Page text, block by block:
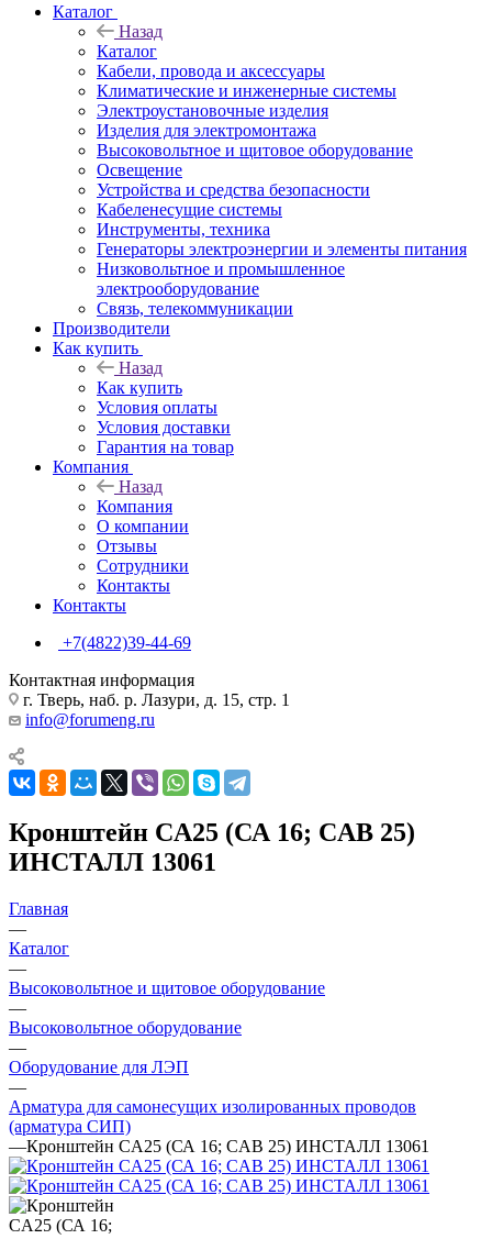
Каталог
Назад
Каталог
Кабели, провода и аксессуары
Климатические и инженерные системы
Электроустановочные изделия
Изделия для электромонтажа
Высоковольтное и щитовое оборудование
Освещение
Устройства и средства безопасности
Кабеленесущие системы
Инструменты, техника
Генераторы электроэнергии и элементы питания
Низковольтное и промышленное
электрооборудование
Связь, телекоммуникации
Производители
Как купить
Назад
Как купить
Условия оплаты
Условия доставки
Гарантия на товар
Компания
Назад
Компания
О компании
Отзывы
Сотрудники
Контакты
Контакты
+7(4822)39-44-69
Контактная информация
г. Тверь, наб. р. Лазури, д. 15, стр. 1
info@forumeng.ru
Кронштейн CA25 (СА 16; CAB 25)
ИНСТАЛЛ 13061
Главная
—
Каталог
—
Высоковольтное и щитовое оборудование
—
Высоковольтное оборудование
—
Оборудование для ЛЭП
—
Арматура для самонесущих изолированных проводов
(арматура СИП)
—Кронштейн CA25 (СА 16; CAB 25) ИНСТАЛЛ 13061